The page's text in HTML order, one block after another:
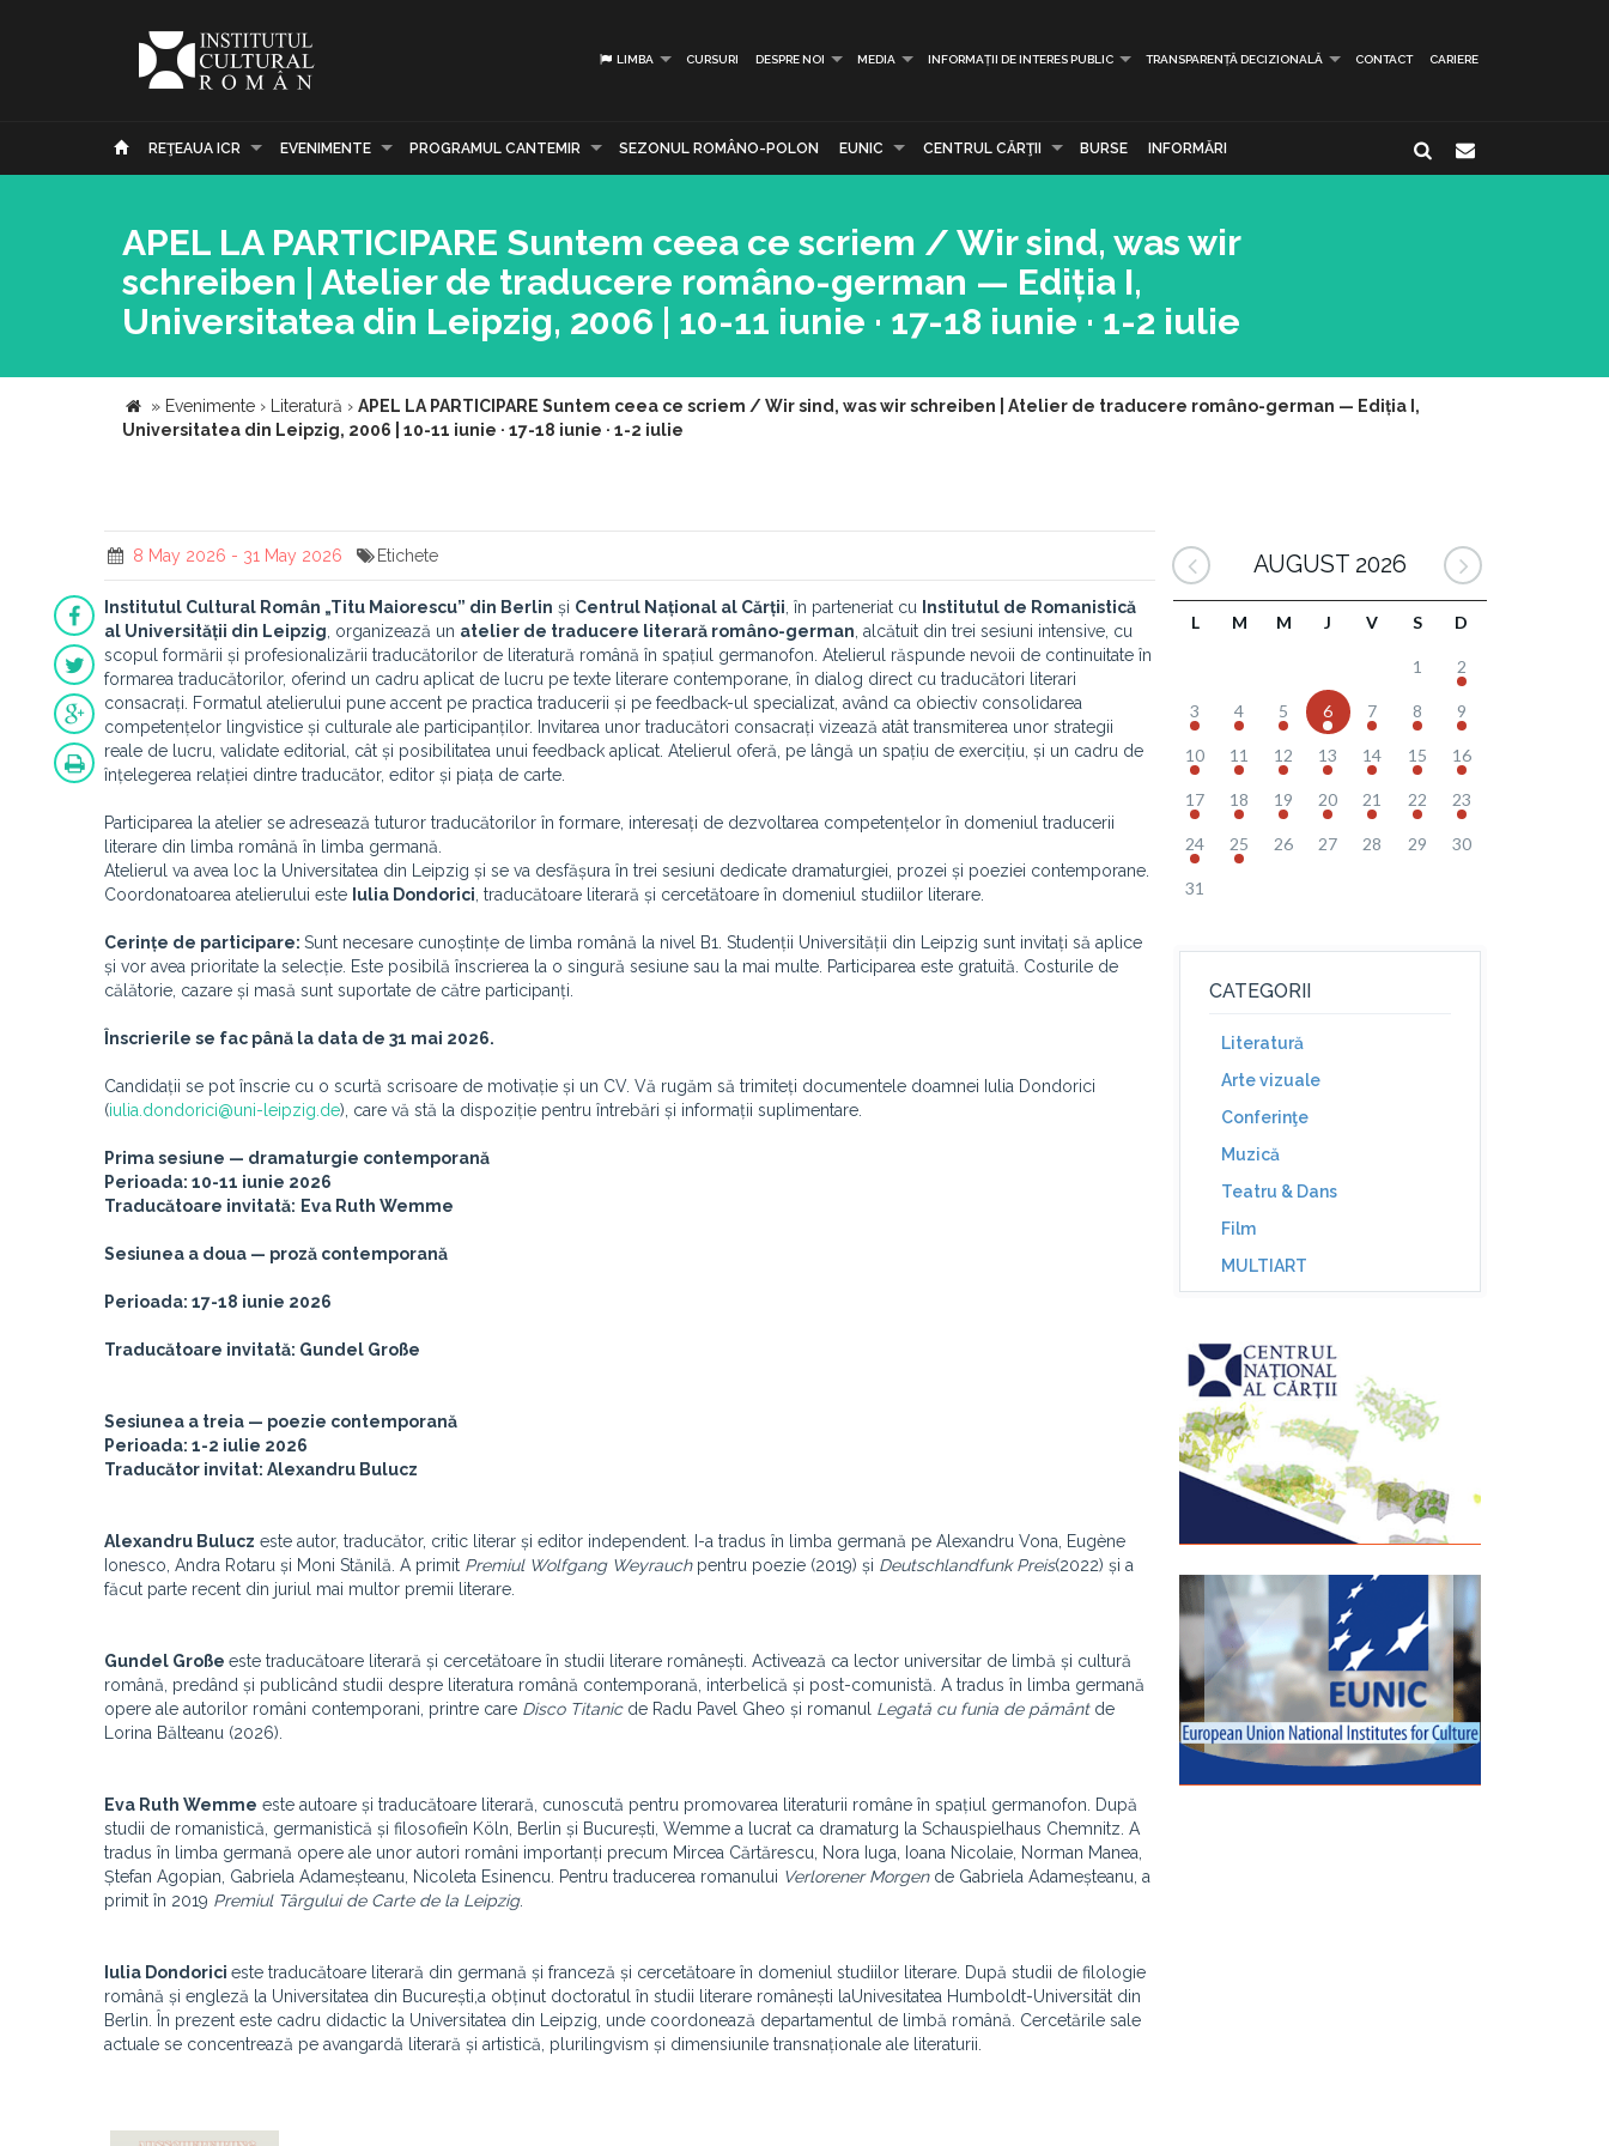
LIMBA CURSURI DESPRE NOI MEDIA INFORMAȚII DE INTERES PUBLIC TRANSPARENȚĂ DECIZIONALĂ CONTACT CARIERE
REŢEAUA ICR EVENIMENTE PROGRAMUL CANTEMIR SEZONUL ROMÂNO-POLON EUNIC CENTRUL CĂRŢII BURSE INFORMĂRI
APEL LA PARTICIPARE Suntem ceea ce scriem / Wir sind, was wir
schreiben | Atelier de traducere româno-german — Ediția I,
Universitatea din Leipzig, 2006 | 10-11 iunie · 17-18 iunie · 1-2 iulie
» Evenimente › Literatură › APEL LA PARTICIPARE Suntem ceea ce scriem / Wir sind, was wir schreiben | Atelier de traducere româno-german — Ediția I,
Universitatea din Leipzig, 2006 | 10-11 iunie · 17-18 iunie · 1-2 iulie
8 May 2026 - 31 May 2026 Etichete
Institutul Cultural Român „Titu Maiorescu” din Berlin și Centrul Național al Cărții , în parteneriat cu
Institutul de Romanistică
al Universității din Leipzig , organizează un atelier de traducere literară româno-german , alcătuit din trei sesiuni intensive, cu
scopul formării și profesionalizării traducătorilor de literatură română în spațiul germanofon. Atelierul răspunde nevoii de continuitate în
formarea traducătorilor, oferind un cadru aplicat de lucru pe texte literare contemporane, în dialog direct cu traducători literari
consacrați. Formatul atelierului pune accent pe practica traducerii și pe feedback-ul specializat, având ca obiectiv consolidarea
competențelor lingvistice și culturale ale participanților. Invitarea unor traducători consacrați vizează atât transmiterea unor strategii
reale de lucru, validate editorial, cât și posibilitatea unui feedback aplicat. Atelierul oferă, pe lângă un spațiu de exercițiu, și un cadru de
înțelegerea relației dintre traducător, editor și piața de carte.
Participarea la atelier se adresează tuturor traducătorilor în formare, interesați de dezvoltarea competențelor în domeniul traducerii
literare din limba română în limba germană.
Atelierul va avea loc la Universitatea din Leipzig și se va desfășura în trei sesiuni dedicate dramaturgiei, prozei și poeziei contemporane.
Coordonatoarea atelierului este Iulia Dondorici , traducătoare literară și cercetătoare în domeniul studiilor literare.
Cerințe de participare: Sunt necesare cunoștințe de limba română la nivel B1. Studenții Universității din Leipzig sunt invitați să aplice
și vor avea prioritate la selecție. Este posibilă înscrierea la o singură sesiune sau la mai multe. Participarea este gratuită. Costurile de
călătorie, cazare și masă sunt suportate de către participanți.
Înscrierile se fac până la data de 31 mai 2026.
Candidații se pot înscrie cu o scurtă scrisoare de motivație și un CV. Vă rugăm să trimiteți documentele doamnei Iulia Dondorici
(iulia.dondorici@uni-leipzig.de), care vă stă la dispoziție pentru întrebări și informații suplimentare.
Prima sesiune — dramaturgie contemporană
Perioada: 10-11 iunie 2026
Traducătoare invitată: Eva Ruth Wemme
Sesiunea a doua — proză contemporană
Perioada: 17-18 iunie 2026
Traducătoare invitată: Gundel Große
Sesiunea a treia — poezie contemporană
Perioada: 1-2 iulie 2026
Traducător invitat: Alexandru Bulucz
Alexandru Bulucz este autor, traducător, critic literar și editor independent. I-a tradus în limba germană pe Alexandru Vona, Eugène
Ionesco, Andra Rotaru și Moni Stănilă. A primit Premiul Wolfgang Weyrauch pentru poezie (2019) și Deutschlandfunk Preis(2022) și a
făcut parte recent din juriul mai multor premii literare.
Gundel Große este traducătoare literară și cercetătoare în studii literare românești. Activează ca lector universitar de limbă și cultură
română, predând și publicând studii despre literatura română contemporană, interbelică și post-comunistă. A tradus în limba germană
opere ale autorilor români contemporani, printre care Disco Titanic de Radu Pavel Gheo și romanul Legată cu funia de pământde
Lorina Bălteanu (2026).
Eva Ruth Wemme este autoare și traducătoare literară, cunoscută pentru promovarea literaturii române în spațiul germanofon. După
studii de romanistică, germanistică și filosofieîn Köln, Berlin și București, Wemme a lucrat ca dramaturg la Schauspielhaus Chemnitz. A
tradus în limba germană opere ale unor autori români importanți precum Mircea Cărtărescu, Nora Iuga, Ioana Nicolaie, Norman Manea,
Ștefan Agopian, Gabriela Adameșteanu, Nicoleta Esinencu. Pentru traducerea romanului Verlorener Morgende Gabriela Adameșteanu, a
primit în 2019 Premiul Târgului de Carte de la Leipzig.
Iulia Dondorici este traducătoare literară din germană și franceză și cercetătoare în domeniul studiilor literare. După studii de filologie
română și engleză la Universitatea din București,a obținut doctoratul în studii literare românești laUnivesitatea Humboldt-Universität din
Berlin. În prezent este cadru didactic la Universitatea din Leipzig, unde coordonează departamentul de limbă română. Cercetările sale
actuale se concentrează pe avangardă literară și artistică, plurilingvism și dimensiunile transnaționale ale literaturii.
AUGUST 2026
L M M J V S D
1 2
3 4 5 6 7 8 9
10 11 12 13 14 15 16
17 18 19 20 21 22 23
24 25 26 27 28 29 30
31
CATEGORII
Literatură
Arte vizuale
Conferinţe
Muzică
Teatru & Dans
Film
MULTIART